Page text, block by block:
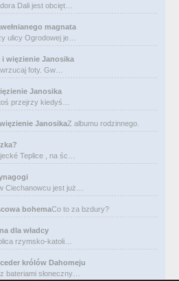
Dali jest obcięt…
magnata
ulicy Ogrodowej je…
i więzienie Janosika
foty. Gw…
Janosika
przejrzy kiedyś…
JanosikaZ albumu rodzinnego.
Teplice , na śc…
Ciechanowcu jest już…
bohemaCo to za bzdury?
dla władcy
rzymsko-katoli…
królów Dahomeju
bateriami słoneczny…